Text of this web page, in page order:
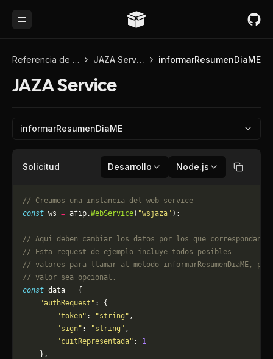
Toggle Menu
Referencia de API JAZA Service informarResumenDiaME
JAZA Service
informarResumenDiaME
Solicitud Desarrollo Node.js Copiar
// Creamos una instancia del web service
const ws = afip.WebService( "wsjaza" );
// Aqui deben cambiar los datos por los que correspondan.
// Esta request de ejemplo incluye todos posibles
// valores para llamar al metodo informarResumenDiaME,
// valor sea opcional.
const data = {
    "authRequest"
: {
        "token"
: "string" ,
        "sign"
: "string" ,
        "cuitRepresentada"
: 1
    },